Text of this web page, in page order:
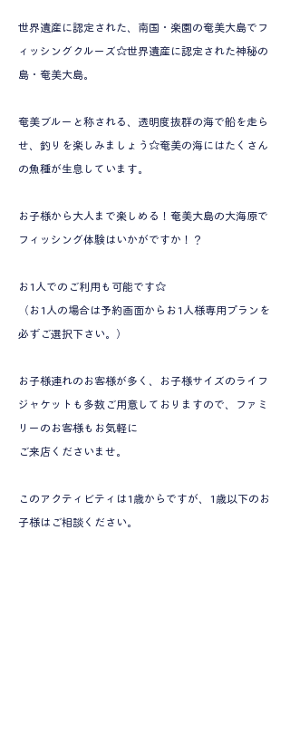
世界遺産に認定された、南国・楽園の奄美大島でフ
ィッシングクルーズ☆世界遺産に認定された神秘の
島・奄美大島。
奄美ブルーと称される、透明度抜群の海で船を走ら
せ、釣りを楽しみましょう☆奄美の海にはたくさん
の魚種が生息しています。
お子様から大人まで楽しめる！奄美大島の大海原で
フィッシング体験はいかがですか！？
お1人でのご利用も可能です☆
（お1人の場合は予約画面からお1人様専用プランを
必ずご選択下さい。）
お子様連れのお客様が多く、お子様サイズのライフ
ジャケットも多数ご用意しておりますので、ファミ
リーのお客様もお気軽に
ご来店くださいませ。
このアクティビティは1歳からですが、1歳以下のお
子様はご相談ください。